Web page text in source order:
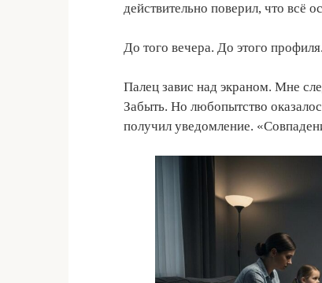
действительно поверил, что всё
До того вечера. До этого
Палец завис над экраном. Мне
Забыть. Но любопытство
получил уведомление.